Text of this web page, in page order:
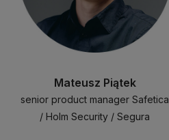
Mateusz Piątek
senior product manager Safetica
/ Holm Security / Segura